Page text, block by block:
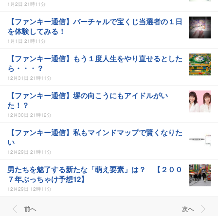
1月2日 21時11分
【ファンキー通信】バーチャルで宝くじ当選者の１日
を体験してみる！
1月1日 21時11分
【ファンキー通信】もう１度人生をやり直せるとした
ら・・・？
12月31日 21時11分
【ファンキー通信】塀の向こうにもアイドルがい
た！？
12月30日 21時12分
【ファンキー通信】私もマインドマップで賢くなりた
い
12月29日 21時11分
男たちを魅了する新たな「萌え要素」は？ 【２００
７年ぶっちゃけ予想12】
12月29日 12時11分
前へ 次へ